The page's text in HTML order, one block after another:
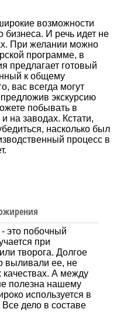
возможности
бизнеса. И речь идет не
При желании можно
программе, в
предлагает готовый
к общему
вас всегда могут
экскурсию
побывать в
на заводах. Кстати,
насколько был
процесс в
это побочный
при
творога. Долгое
выливали ее, не
А между
полезна нашему
используется в
Все дело в составе